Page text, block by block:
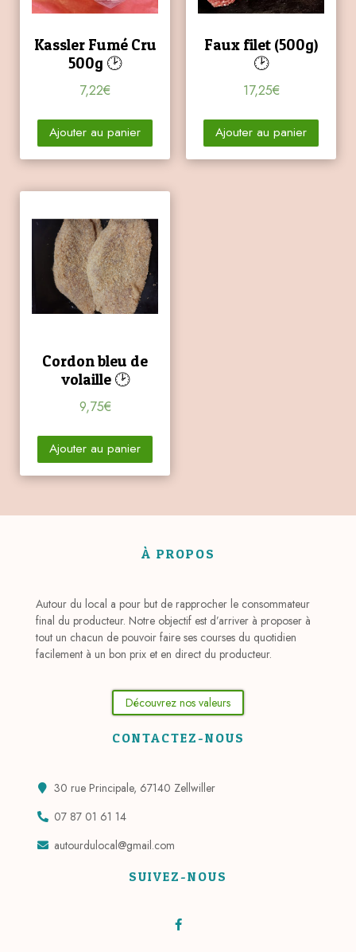
Kassler Fumé Cru
500g 🕑
7,22€
Ajouter au panier
Faux filet (500g)
🕑
17,25€
Ajouter au panier
Cordon bleu de
volaille 🕑
9,75€
Ajouter au panier
À PROPOS
Autour du local a pour but de rapprocher le consommateur
final du producteur. Notre objectif est d’arriver à proposer à
tout un chacun de pouvoir faire ses courses du quotidien
facilement à un bon prix et en direct du producteur.
Découvrez nos valeurs
CONTACTEZ-NOUS
30 rue Principale, 67140 Zellwiller
07 87 01 61 14
autourdulocal@gmail.com
SUIVEZ-NOUS